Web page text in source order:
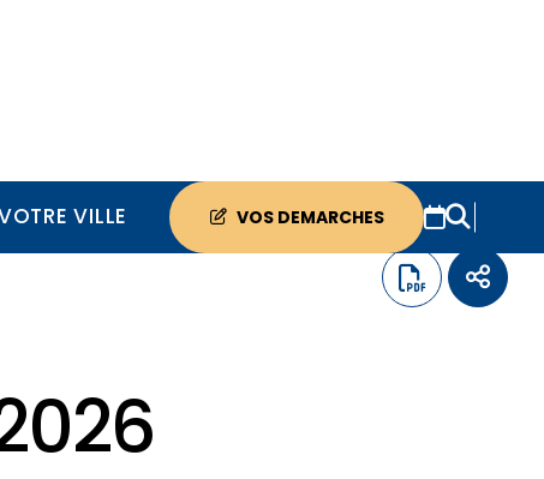
VILLE VOS DEMARCHES